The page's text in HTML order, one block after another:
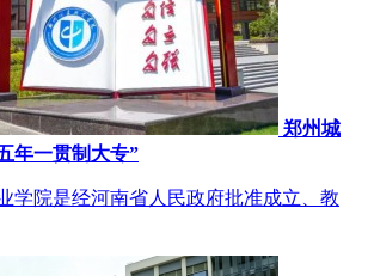
郑州城
年一贯制大专”
学院是经河南省人民政府批准成立、教